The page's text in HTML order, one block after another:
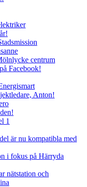
centrum
Facebook!
Anton!
1
är nu kompatibla med
i fokus på Härryda
nätstation och